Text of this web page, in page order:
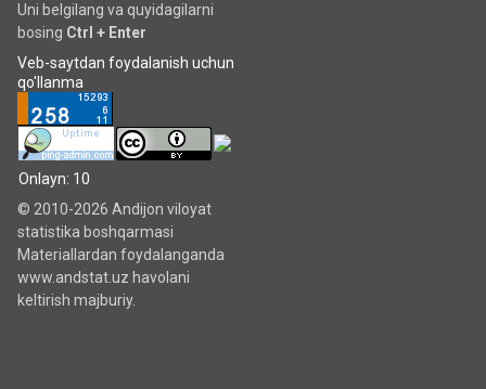
Uni belgilang va quyidagilarni
bosing Ctrl + Enter
Veb-saytdan foydalanish uchun
qo'llanma
Onlayn: 10
© 2010-2026 Andijon viloyat
statistika boshqarmasi
Materiallardan foydalanganda
www.andstat.uz havolani
keltirish majburiy.